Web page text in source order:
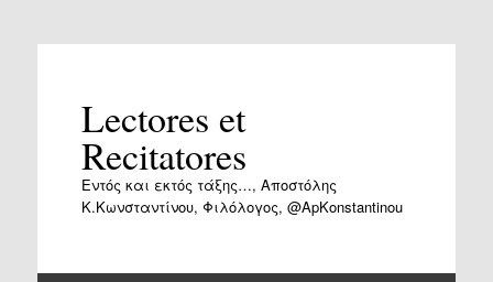
Lectores et
Recitatores
Εντός και εκτός τάξης…, Αποστόλης
Κ.Κωνσταντίνου, Φιλόλογος, @ApKonstantinou